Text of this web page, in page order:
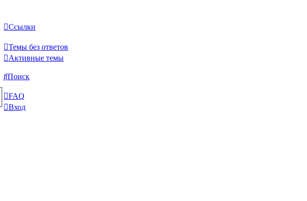
Ссылки
Темы без ответов
Активные темы
Поиск
FAQ
Вход